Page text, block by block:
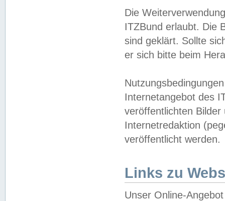
Die
ITZBund erlaubt. Die
sind geklärt. Sollte
er sich bitte beim
Internetangebot des
veröffentlichten
Internetredaktion
veröffentlicht werden.
Links zu
Unser Online-